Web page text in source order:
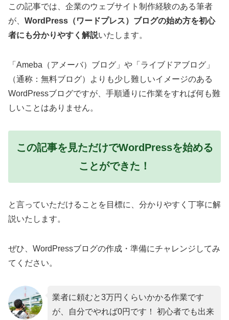
この記事では、企業のウェブサイト制作経験のある筆者
が、 WordPress（ワードプレス）ブログの始め方を初心
者にも分かりやすく解説いたします。
「Ameba（アメーバ）ブログ」や「ライブドアブログ」
（通称：無料ブログ）よりも少し難しいイメージのある
WordPressブログですが、手順通りに作業をすれば何も難
しいことはありません。
この記事を見ただけでWordPressを始める
ことができた！
と言っていただけることを目標に、分かりやすく丁寧に解
説いたします。
ぜひ、WordPressブログの作成・準備にチャレンジしてみ
てください。
業者に頼むと3万円くらいかかる作業です
が、自分でやれば0円です！ 初心者でも出来